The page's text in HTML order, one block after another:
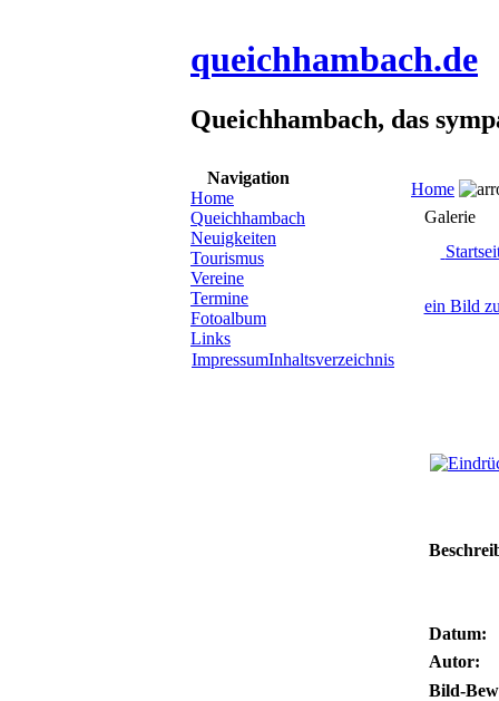
queichhambach.de
Queichhambach, das
Navigation
Home
Queichhambach
Neuigkeiten
Tourismus
Vereine
Termine
Fotoalbum
Links
ImpressumInhaltsverzeichnis
Home
Galerie
ein Bild
Datum:
Autor:
Bild-